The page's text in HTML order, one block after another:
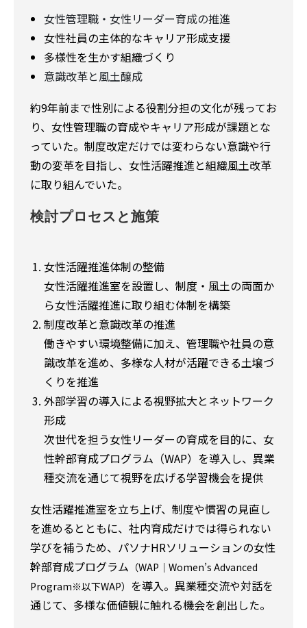
女性管理職・女性リーダー育成の推進
女性社員の主体的なキャリア形成支援
多様性を生かす組織づくり
意識改革と風土醸成
約9年前まで性別による役割分担の文化が残ってお
り、女性管理職の育成やキャリア形成が課題とな
っていた。制度改定だけでは変わらない意識や行
動の変革を目指し、女性活躍推進と組織風土改革
に取り組んでいた。
検討プロセスと施策
女性活躍推進体制の整備
女性活躍推進室を設置し、制度・風土の両面か
ら女性活躍推進に取り組む体制を構築
制度改革と意識改革の推進
働きやすい環境整備に加え、管理職や社員の意
識改革を進め、多様な人材が活躍できる土壌づ
くりを推進
外部学習の導入による視野拡大とネットワーク
形成
次世代を担う女性リーダーの育成を目的に、女
性幹部育成プログラム（WAP）を導入し、異業
種交流を通じて視野を広げる学習機会を提供
女性活躍推進室を立ち上げ、制度や慣習の見直し
を進めるとともに、社内育成だけでは得られない
学びを補うため、パソナHRソリューションの女性
幹部育成プログラム （WAP｜Women’s Advanced
Program※以下WAP） を導入。異業種交流や対話を
通じて、多様な価値観に触れる機会を創出した。